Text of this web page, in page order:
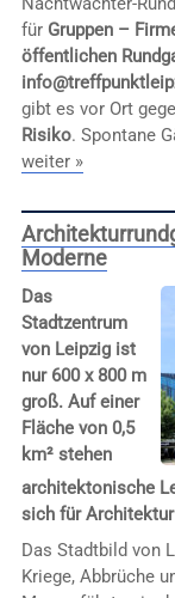
für Gruppen –
öffentlichen
gibt es vor Ort
Risiko. Spontane
weiter »
Moderne
Das
Stadtzentrum
von Leipzig ist
nur 600 x 800 m
groß. Auf einer
Fläche von 0,5
km² stehen
architektonische
sich für
Das Stadtbild von
Kriege, Abbrüche